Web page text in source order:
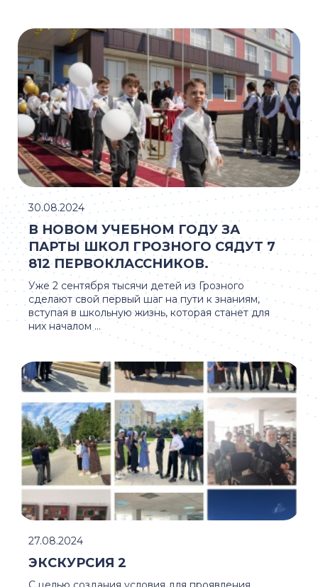
Уже 2 сентября тысячи детей из Грозного
сделают свой первый шаг на пути к знаниям,
вступая в школьную жизнь, которая станет для
них началом ...
В НОВОМ УЧЕБНОМ ГОДУ ЗА
ПАРТЫ ШКОЛ ГРОЗНОГО СЯДУТ 7
812 ПЕРВОКЛАССНИКОВ.
30.08.2024
ЭКСКУРСИЯ 2
27.08.2024